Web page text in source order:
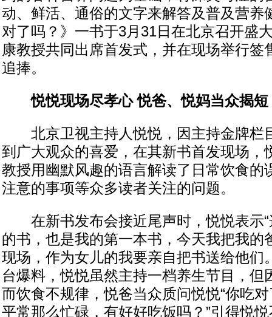
动、鲜活、通俗的文字来解答及普及营养
对了吗？》一书于3月31日在北京召开盛
康教授共同出席首发式，并在现场举行签
追捧。
悦悦现场尽孝心 悦爸、悦妈当众揭短
北京卫视主持人悦悦，因主持金牌栏
到广大观众的喜爱，在其新书首发现场，
教授用幽默风趣的语言解读了日常饮食的
注意的事项等众多读者关注的问题。
在新书发布会接近尾声时，悦悦表示“
的书，也是我的第一本书，今天我把我的
现场，作为女儿的我要亲自把书送给他们
台爆料，悦悦虽然主持一档养生节目，但
而饮食不规律，悦爸当众质问悦悦“你吃
平常那么忙碌，有好好吃饭吗？”引得悦